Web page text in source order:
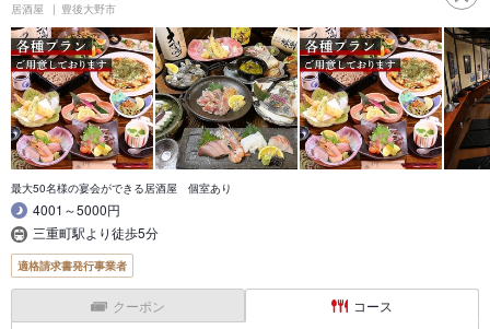
居酒屋 豊後大野市
最大50名様の宴会ができる居酒屋 個室あり
4001～5000円
三重町駅より徒歩5分
適格請求書発行事業者
クーポン コース